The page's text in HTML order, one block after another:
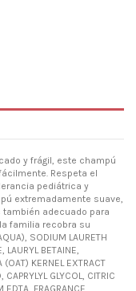
y frágil, este champú
Respeta el
pediátrica y
extremadamente suave,
también adecuado para
familia recobra su
SODIUM LAURETH
LAURYL BETAINE,
(OAT) KERNEL EXTRACT
GLYCOL, CITRIC
FRAGRANCE